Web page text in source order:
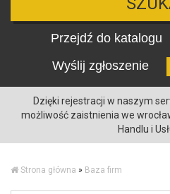
Przejdź do katalogu
Wyślij zgłoszenie
Dzięki rejestracji w naszym
możliwość zaistnienia we
Handlu i
Strona główna » Baza firm